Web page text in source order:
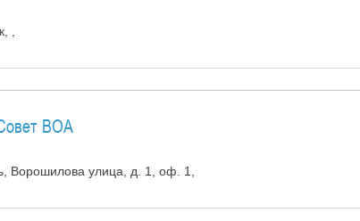
,
ВОА
Ворошилова улица, д. 1, оф. 1,